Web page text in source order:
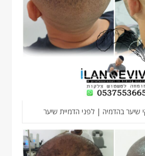
שיער בהדמיה | לפני הדמיית שיער